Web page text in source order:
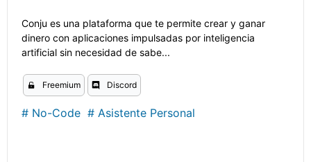
Conju es una plataforma que te permite crear y ganar
dinero con aplicaciones impulsadas por inteligencia
artificial sin necesidad de sabe...
Freemium Discord
# No-Code # Asistente Personal